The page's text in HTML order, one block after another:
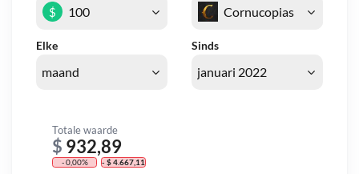
Elke Sinds
$
Totale waarde
$ 932,89
- 0,00% - $ 4.667,11